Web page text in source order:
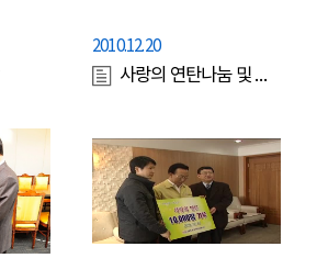
2010.12.20
사랑의 연탄나눔 및 사랑의 쌀기부 전달식